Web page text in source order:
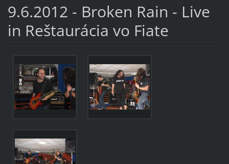
9.6.2012 - Broken Rain - Live
in Reštaurácia vo Fiate